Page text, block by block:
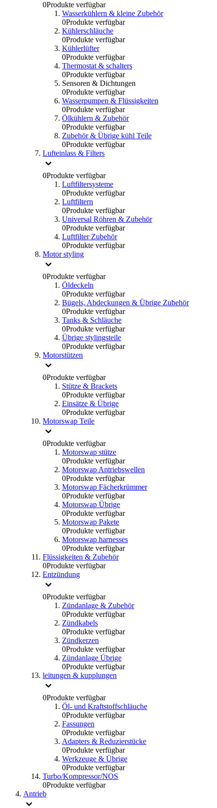
0Produkte verfügbar
Wasserkühlern & kleine Zubehör
0Produkte verfügbar
Kühlerschläuche
0Produkte verfügbar
Kühlerlüfter
0Produkte verfügbar
Thermostat & schalters
0Produkte verfügbar
Sensoren & Dichtungen
0Produkte verfügbar
Wasserpumpen & Flüssigkeiten
0Produkte verfügbar
Ölkühlern & Zubehör
0Produkte verfügbar
Zubehör & Übrige kühl Teile
0Produkte verfügbar
Lufteinlass & Filters
0Produkte verfügbar
Luftfiltersysteme
0Produkte verfügbar
Luftfiltern
0Produkte verfügbar
Universal Röhren & Zubehör
0Produkte verfügbar
Luftfilter Zubehör
0Produkte verfügbar
Motor styling
0Produkte verfügbar
Öldeckeln
0Produkte verfügbar
Bügels, Abdeckungen & Übrige Zubehör
0Produkte verfügbar
Tanks & Schläuche
0Produkte verfügbar
Übrige stylingsteile
0Produkte verfügbar
Motorstützen
0Produkte verfügbar
Stütze & Brackets
0Produkte verfügbar
Einsätze & Übrige
0Produkte verfügbar
Motorswap Teile
0Produkte verfügbar
Motorswap stütze
0Produkte verfügbar
Motorswap Antriebswellen
0Produkte verfügbar
Motorswap Fächerkrümmer
0Produkte verfügbar
Motorswap Übrige
0Produkte verfügbar
Motorswap Pakete
0Produkte verfügbar
Motorswap harnesses
0Produkte verfügbar
Flüssigkeiten & Zubehör
0Produkte verfügbar
Entzündung
0Produkte verfügbar
Zündanlage & Zubehör
0Produkte verfügbar
Zündkabels
0Produkte verfügbar
Zündkerzen
0Produkte verfügbar
Zündanlage Übrige
0Produkte verfügbar
leitungen & kupplungen
0Produkte verfügbar
Öl- und Kraftstoffschläuche
0Produkte verfügbar
Fassungen
0Produkte verfügbar
Adapters & Reduzierstücke
0Produkte verfügbar
Werkzeuge & Übrige
0Produkte verfügbar
Turbo/Kompressor/NOS
0Produkte verfügbar
Antrieb